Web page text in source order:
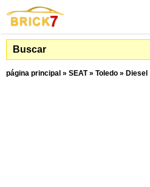
Buscar
página principal » SEAT» Toledo » Diesel